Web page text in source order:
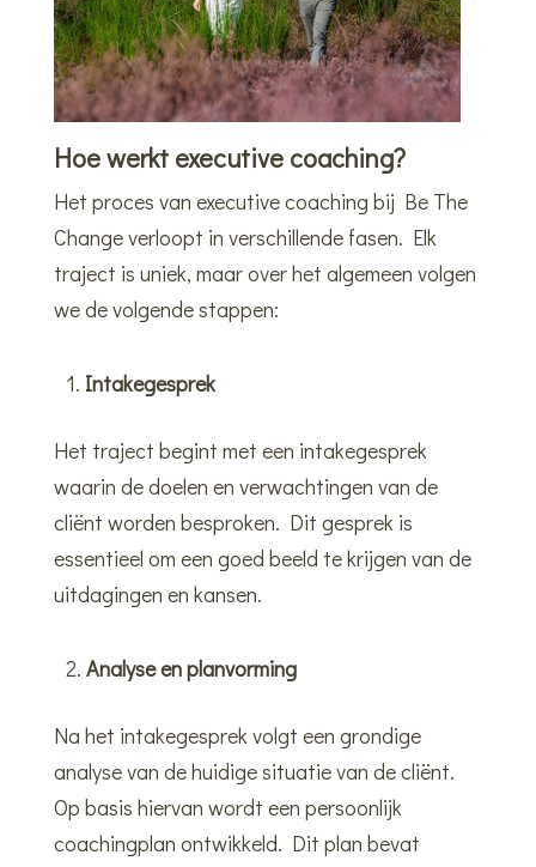
Hoe werkt executive coaching?
Het proces van executive coaching bij Be The
Change verloopt in verschillende fasen. Elk
traject is uniek, maar over het algemeen volgen
we de volgende stappen:
Intakegesprek
Het traject begint met een intakegesprek
waarin de doelen en verwachtingen van de
cliënt worden besproken. Dit gesprek is
essentieel om een goed beeld te krijgen van de
uitdagingen en kansen.
Analyse en planvorming
Na het intakegesprek volgt een grondige
analyse van de huidige situatie van de cliënt.
Op basis hiervan wordt een persoonlijk
coachingplan ontwikkeld. Dit plan bevat